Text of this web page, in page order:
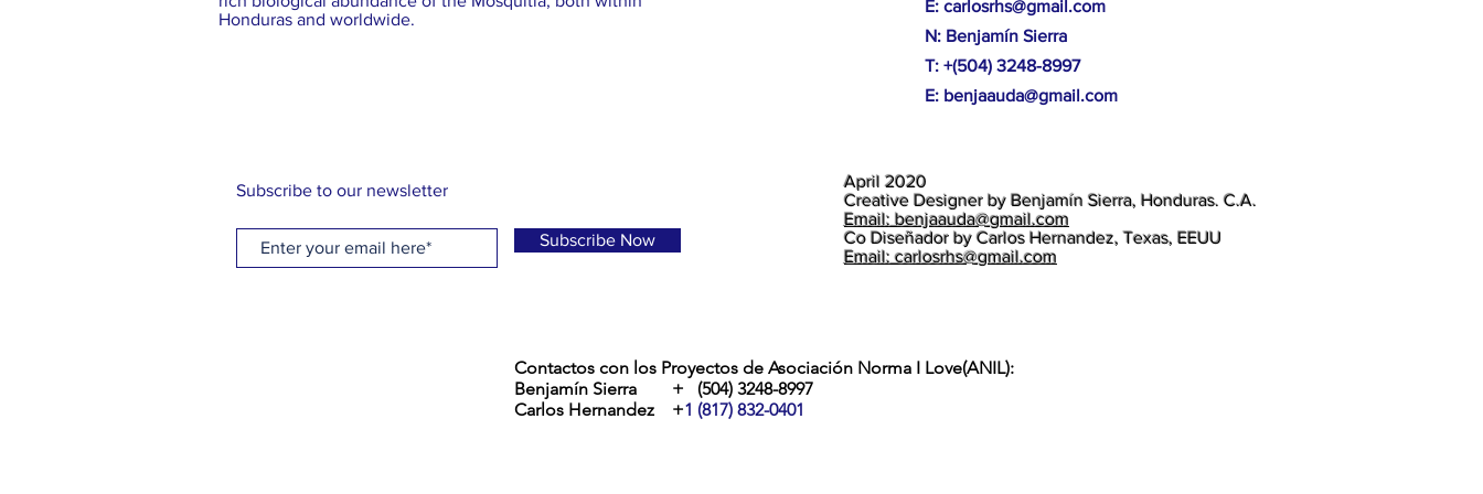
Honduras and worldwide.
Subscribe to our newsletter
Subscribe Now
E: carlosrhs@gmail.com
N: Benjamín Sierra
T: +(504) 3248-8997
E: benjaauda@gmail.com
April 2020
Creative Designer by Benjamín Sierra, Honduras. C.A.
Email: benjaauda@gmail.com
Co Diseñador by Carlos Hernandez, Texas, EEUU
Email: carlosrhs@gmail.com
Contactos con los Proyectos de Asociación Norma I Love(ANIL):
Benjamín Sierra + (504) 3248-8997
Carlos Hernandez +1 (817) 832-0401